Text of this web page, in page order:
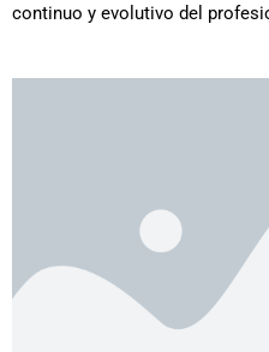
continuo y evolutivo del